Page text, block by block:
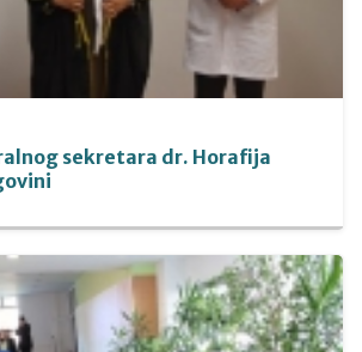
sekretara dr. Horafija